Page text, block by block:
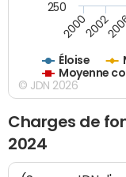
Éloise
Moyenne
20002002
250
© JDN 2026
Charges de
2024